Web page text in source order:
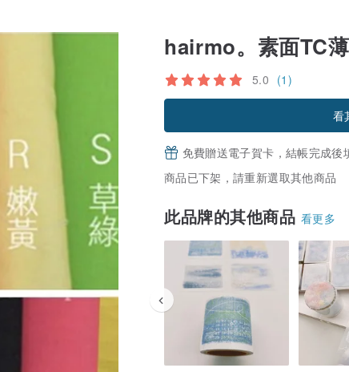
hairmo。素面TC
5.0 (1)
看
免費贈送電子賀卡，結帳完成後
商品已下架，請重新選取其他商品
此品牌的其他商品 看更多